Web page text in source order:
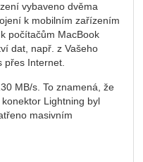
vybaveno dvěma
k mobilním zařízením
počítačům MacBook
dat, např. z Vašeho
přes Internet.
MB/s. To znamená, že
Lightning byl
masivním